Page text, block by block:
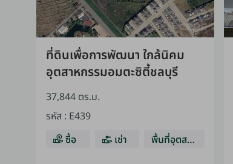
ที่ดินเพื่อการพัฒนา ใกล้นิคม
อุตสาหกรรมอมตะซิตี้ชลบุรี
37,844 ตร.ม.
รหัส : E439
ซื้อ
เช่า
พื้นที่อุตสาห